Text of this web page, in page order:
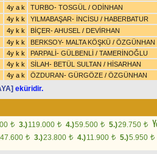
4y a k TURBO- TOSGÜL / ODİNHAN
4y k k YILMABAŞAR- İNCİSU / HABERBATUR
4y k k BİÇER-AHUSEL / DEVİRHAN
4y k k BERKSOY- MALTA KÖŞKÜ / ÖZGÜNHAN
4y k k PARPALİ- GÜLBENLİ / TAMERİNOĞLU
4y k k SİLAH- BETÜL SULTAN / HİSARHAN
4y a k ÖZDURAN- GÜRGÖZE / ÖZGÜNHAN
eküridir.
t 3.)119.000 t 4.)59.500 t 5.)29.750 t
47.600 t 3.)23.800 t 4.)11.900 t 5.)5.950 t